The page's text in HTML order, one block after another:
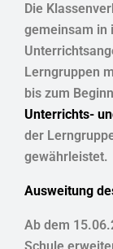
Die
gemeinsam in
Lerngruppen
bis zum
Unterrichts-
der
gewährleistet.
Ausweitung
Ab dem